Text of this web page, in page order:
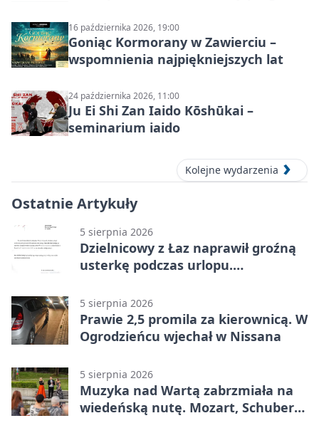
16 października 2026, 19:00
Goniąc Kormorany w Zawierciu –
wspomnienia najpiękniejszych lat
24 października 2026, 11:00
Ju Ei Shi Zan Iaido Kōshūkai –
seminarium iaido
Kolejne wydarzenia
Ostatnie Artykuły
5 sierpnia 2026
Dzielnicowy z Łaz naprawił groźną
usterkę podczas urlopu.
5 sierpnia 2026
Prawie 2,5 promila za kierownicą. W
Ogrodzieńcu wjechał w Nissana
5 sierpnia 2026
Muzyka nad Wartą zabrzmiała na
wiedeńską nutę. Mozart, Schubert i